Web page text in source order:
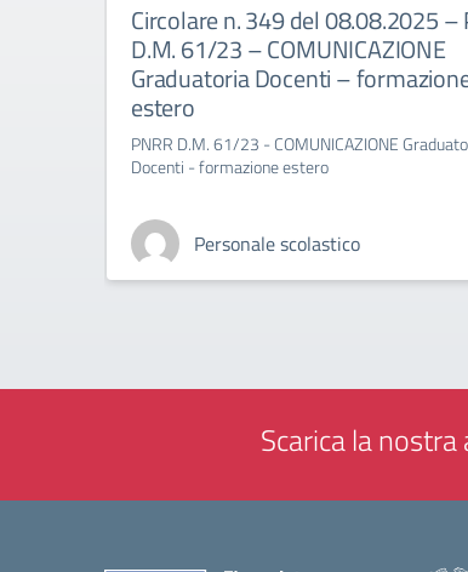
Circolare n. 349 del 08.08.2025 –
D.M. 61/23 – COMUNICAZIONE
Graduatoria Docenti –
estero
PNRR D.M. 61/23 - COMUNICAZIONE
Docenti - formazione estero
Personale scolastico
Scarica la